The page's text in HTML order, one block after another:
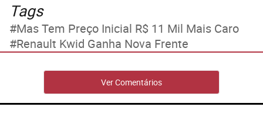
Tags
Mas Tem Preço Inicial R$ 11 Mil Mais Caro
Renault Kwid Ganha Nova Frente
Ver Comentários